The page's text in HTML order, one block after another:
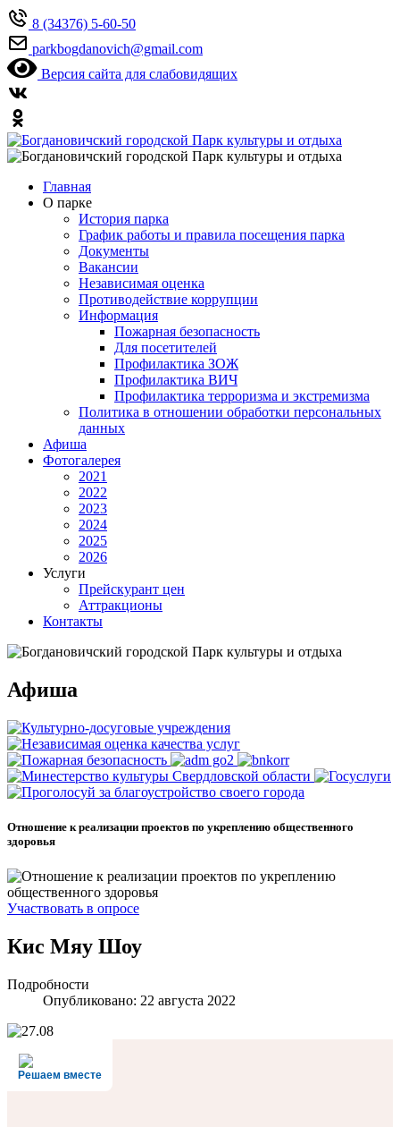
8 (34376) 5-60-50
parkbogdanovich@gmail.com
Версия сайта для слабовидящих
Главная
О парке
История парка
График работы и правила посещения парка
Документы
Вакансии
Независимая оценка
Противодействие коррупции
Информация
Пожарная безопасность
Для посетителей
Профилактика ЗОЖ
Профилактика ВИЧ
Профилактика терроризма и экстремизма
Политика в отношении обработки персональных
данных
Афиша
Фотогалерея
2021
2022
2023
2024
2025
2026
Услуги
Прейскурант цен
Аттракционы
Контакты
Афиша
Отношение к реализации проектов по укреплению общественного
здоровья
Участвовать в опросе
Кис Мяу Шоу
Подробности
Опубликовано: 22 августа 2022
Решаем вместе